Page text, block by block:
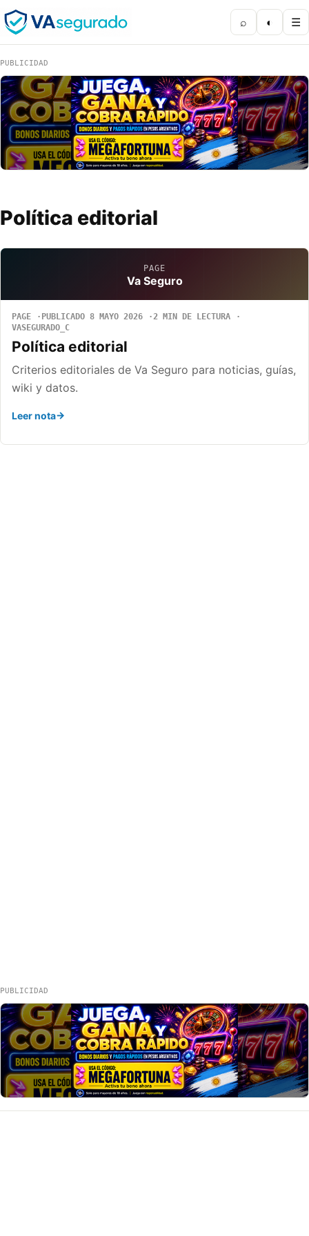
⌕ ◐ ☰
PUBLICIDAD
Política editorial
PAGE
Va Seguro
PAGE PUBLICADO 8 MAYO 2026
2 MIN DE LECTURA
VASEGURADO_C
Política editorial
Criterios editoriales de Va Seguro para noticias, guías,
wiki y datos.
Leer nota
PUBLICIDAD